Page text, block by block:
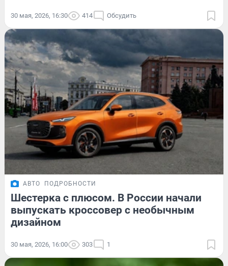
30 мая, 2026, 16:30 414 Обсудить
АВТО ПОДРОБНОСТИ
Шестерка с плюсом. В России начали
выпускать кроссовер с необычным
дизайном
30 мая, 2026, 16:00 303 1